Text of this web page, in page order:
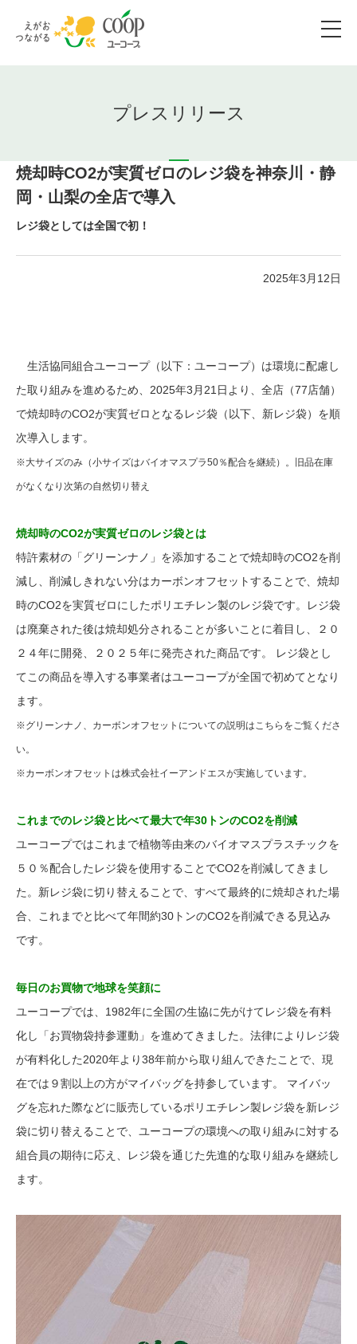
プレスリリース
焼却時CO2が実質ゼロのレジ袋を神奈川・静
岡・山梨の全店で導入
レジ袋としては全国で初！
2025年3月12日
生活協同組合ユーコープ（以下：ユーコープ）は環境に配慮し
た取り組みを進めるため、2025年3月21日より、全店（77店舗）
で焼却時のCO2が実質ゼロとなるレジ袋（以下、新レジ袋）を順
次導入します。
※大サイズのみ（小サイズはバイオマスプラ50％配合を継続）。旧品在庫
がなくなり次第の⾃然切り替え
焼却時のCO2が実質ゼロのレジ袋とは
特許素材の「グリーンナノ」を添加することで焼却時のCO2を削
減し、削減しきれない分はカーボンオフセットすることで、焼却
時のCO2を実質ゼロにしたポリエチレン製のレジ袋です。レジ袋
は廃棄された後は焼却処分されることが多いことに着目し、２０
２４年に開発、２０２５年に発売された商品です。 レジ袋とし
てこの商品を導入する事業者はユーコープが全国で初めてとなり
ます。
※グリーンナノ、カーボンオフセットについての説明はこちらをご覧くださ
い。
※カーボンオフセットは株式会社イーアンドエスが実施しています。
これまでのレジ袋と比べて最大で年30トンのCO2を削減
ユーコープではこれまで植物等由来のバイオマスプラスチックを
５０％配合したレジ袋を使用することでCO2を削減してきまし
た。新レジ袋に切り替えることで、すべて最終的に焼却された場
合、これまでと比べて年間約30トンのCO2を削減できる見込み
です。
毎日のお買物で地球を笑顔に
ユーコープでは、1982年に全国の生協に先がけてレジ袋を有料
化し「お買物袋持参運動」を進めてきました。法律によりレジ袋
が有料化した2020年より38年前から取り組んできたことで、現
在では９割以上の方がマイバッグを持参しています。 マイバッ
グを忘れた際などに販売しているポリエチレン製レジ袋を新レジ
袋に切り替えることで、ユーコープの環境への取り組みに対する
組合員の期待に応え、レジ袋を通じた先進的な取り組みを継続し
ます。